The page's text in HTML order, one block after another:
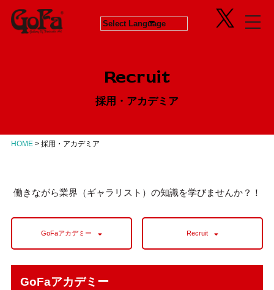
Information
お問い合わせ
開催中のエキシビジョン
Next
History
Recruit
教育機関
採用・アカデミア
Recruit
HOME> 採用・アカデミア
働きながら業界（ギャラリスト）の知識を学びませんか？！
GoFaアカデミー Recruit
GoFaアカデミー